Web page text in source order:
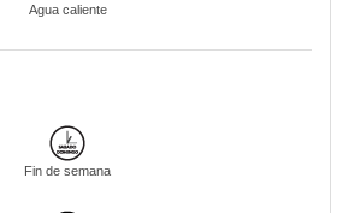
Agua caliente
Fin de semana